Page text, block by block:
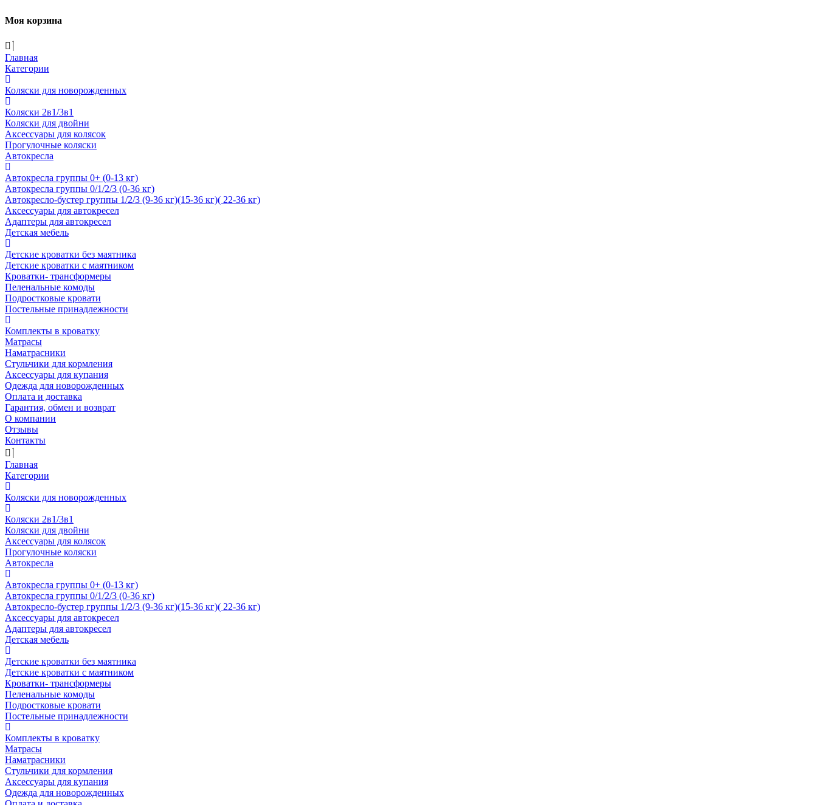
Моя корзина
Главная
Категории
Коляски для новорожденных
Коляски 2в1/3в1
Коляски для двойни
Аксессуары для колясок
Прогулочные коляски
Автокресла
Автокресла группы 0+ (0-13 кг)
Автокресла группы 0/1/2/3 (0-36 кг)
Автокресло-бустер группы 1/2/3 (9-36 кг)(15-36 кг)( 22-36 кг)
Аксессуары для автокресел
Адаптеры для автокресел
Детская мебель
Детские кроватки без маятника
Детские кроватки с маятником
Кроватки- трансформеры
Пеленальные комоды
Подростковые кровати
Постельные принадлежности
Комплекты в кроватку
Матрасы
Наматрасники
Стульчики для кормления
Аксессуары для купания
Одежда для новорожденных
Оплата и доставка
Гарантия, обмен и возврат
О компании
Отзывы
Контакты
Главная
Категории
Коляски для новорожденных
Коляски 2в1/3в1
Коляски для двойни
Аксессуары для колясок
Прогулочные коляски
Автокресла
Автокресла группы 0+ (0-13 кг)
Автокресла группы 0/1/2/3 (0-36 кг)
Автокресло-бустер группы 1/2/3 (9-36 кг)(15-36 кг)( 22-36 кг)
Аксессуары для автокресел
Адаптеры для автокресел
Детская мебель
Детские кроватки без маятника
Детские кроватки с маятником
Кроватки- трансформеры
Пеленальные комоды
Подростковые кровати
Постельные принадлежности
Комплекты в кроватку
Матрасы
Наматрасники
Стульчики для кормления
Аксессуары для купания
Одежда для новорожденных